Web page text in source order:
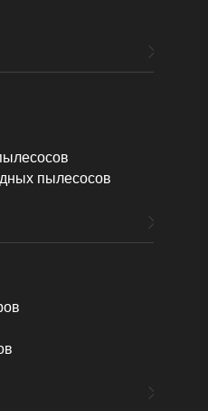
пылесосов